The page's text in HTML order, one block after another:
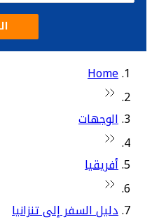
Home
الوجهات
أفريقيا
دليل السفر إلى تنزانيا